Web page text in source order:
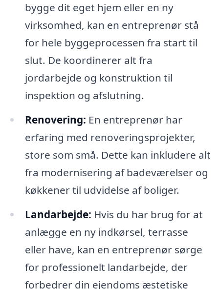
bygge dit eget hjem eller en ny
virksomhed, kan en entreprenør stå
for hele byggeprocessen fra start til
slut. De koordinerer alt fra
jordarbejde og konstruktion til
inspektion og afslutning.
Renovering: En entreprenør har
erfaring med renoveringsprojekter,
store som små. Dette kan inkludere alt
fra modernisering af badeværelser og
køkkener til udvidelse af boliger.
Landarbejde: Hvis du har brug for at
anlægge en ny indkørsel, terrasse
eller have, kan en entreprenør sørge
for professionelt landarbejde, der
forbedrer din ejendoms æstetiske